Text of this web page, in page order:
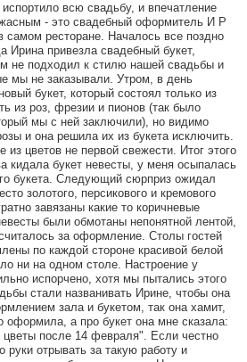
всю свадьбу, и впечатление
- это свадебный оформитель И Р
ресторане. Началось все поздно
Ирина привезла свадебный букет,
не подходил к стилю нашей свадьбы и
мы не заказывали. Утром, в день
букет, который состоял только из
из роз, фрезии и пионов (так было
мы с ней заключили), но видимо
и она решила их из букета исключить.
из цветов не первой свежести. Итог этого
кидала букет невесты, у меня осыпалась
букета. Следующий сюрприз ожидал
золотого, персикового и кремового
завязаны какие то коричневые
были обмотаны непонятной лентой,
за оформление. Столы гостей
по каждой стороне красивой белой
ни на одном столе. Настроение у
испорчено, хотя мы пытались этого
стали названивать Ирине, чтобы она
зала и букетом, так она хамит,
оформила, а про букет она мне сказала:
после 14 февраля". Если честно
отрывать за такую работу и